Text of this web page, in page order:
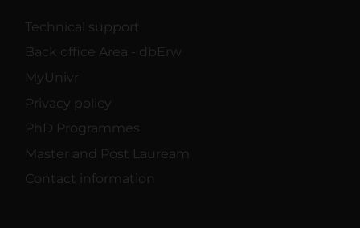
Technical support
Back office Area - dbErw
MyUnivr
Privacy policy
PhD Programmes
Master and Post Lauream
Contact information